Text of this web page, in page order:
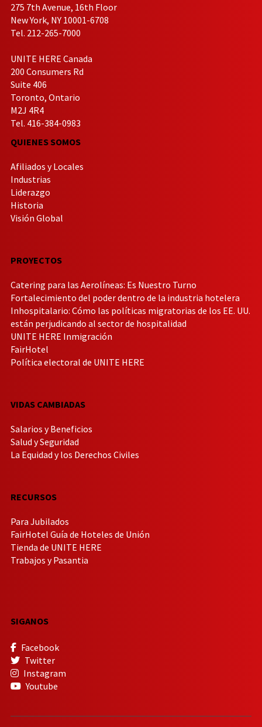
275 7th Avenue, 16th Floor
New York, NY 10001-6708
Tel. 212-265-7000
UNITE HERE Canada
200 Consumers Rd
Suite 406
Toronto, Ontario
M2J 4R4
Tel. 416-384-0983
QUIENES SOMOS
Afiliados y Locales
Industrias
Liderazgo
Historia
Visión Global
PROYECTOS
Catering para las Aerolíneas: Es Nuestro Turno
Fortalecimiento del poder dentro de la industria hotelera
Inhospitalario: Cómo las políticas migratorias de los EE. UU.
están perjudicando al sector de hospitalidad
UNITE HERE Inmigración
FairHotel
Política electoral de UNITE HERE
VIDAS CAMBIADAS
Salarios y Beneficios
Salud y Seguridad
La Equidad y los Derechos Civiles
RECURSOS
Para Jubilados
FairHotel Guía de Hoteles de Unión
Tienda de UNITE HERE
Trabajos y Pasantia
SIGANOS
Facebook
Twitter
Instagram
Youtube